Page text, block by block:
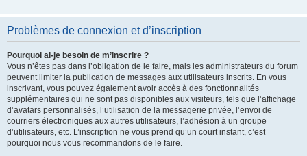
Problèmes de connexion et d’inscription
Pourquoi ai-je besoin de m’inscrire ?
Vous n’êtes pas dans l’obligation de le faire, mais les administrateurs du forum
peuvent limiter la publication de messages aux utilisateurs inscrits. En vous
inscrivant, vous pouvez également avoir accès à des fonctionnalités
supplémentaires qui ne sont pas disponibles aux visiteurs, tels que l’affichage
d’avatars personnalisés, l’utilisation de la messagerie privée, l’envoi de
courriers électroniques aux autres utilisateurs, l’adhésion à un groupe
d’utilisateurs, etc. L’inscription ne vous prend qu’un court instant, c’est
pourquoi nous vous recommandons de le faire.